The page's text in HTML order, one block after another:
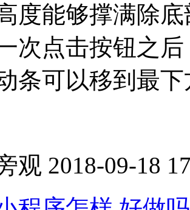
度能够撑满除
次点击按钮之
条可以移到最下
观 2018-09-18